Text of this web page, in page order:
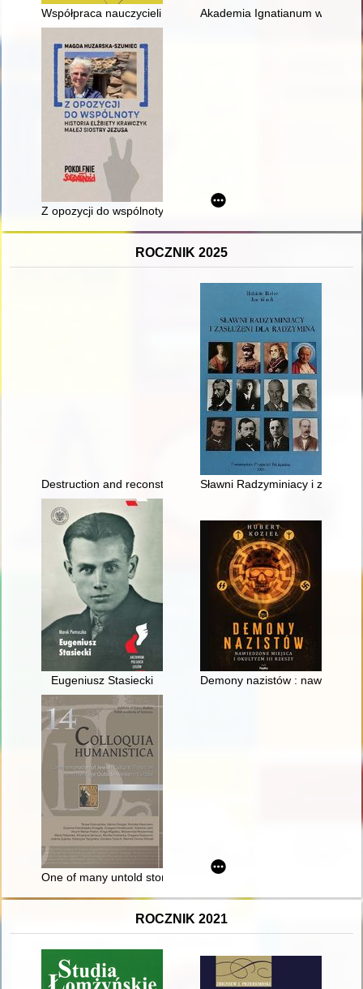
Współpraca nauczycieli z rodzicami i środowiskiem
Akademia Ignatianum w
Z opozycji do wspólnoty : historia Elżbiety Krawczyk małej
ROCZNIK 2025
Destruction and reconstruction of the Royal Castle in Warsaw
Sławni Radzyminiacy i
Eugeniusz Stasiecki Demony nazistów :
One of many untold stories of Jewish life in Polish lands
ROCZNIK 2021